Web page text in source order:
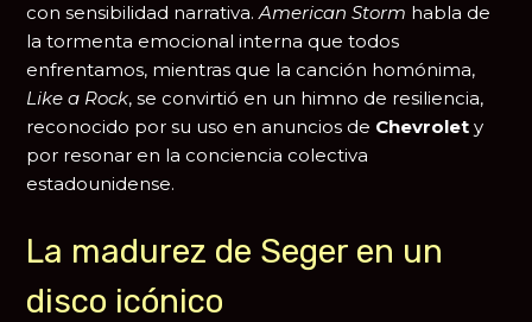
con sensibilidad narrativa.American Storm habla de
la tormenta emocional interna que todos
enfrentamos, mientras que la canción homónima,
Like a Rock, se convirtió en un himno de resiliencia,
reconocido por su uso en anuncios de Chevrolet y
por resonar en la conciencia colectiva
estadounidense.
La madurez de Seger en un
disco icónico